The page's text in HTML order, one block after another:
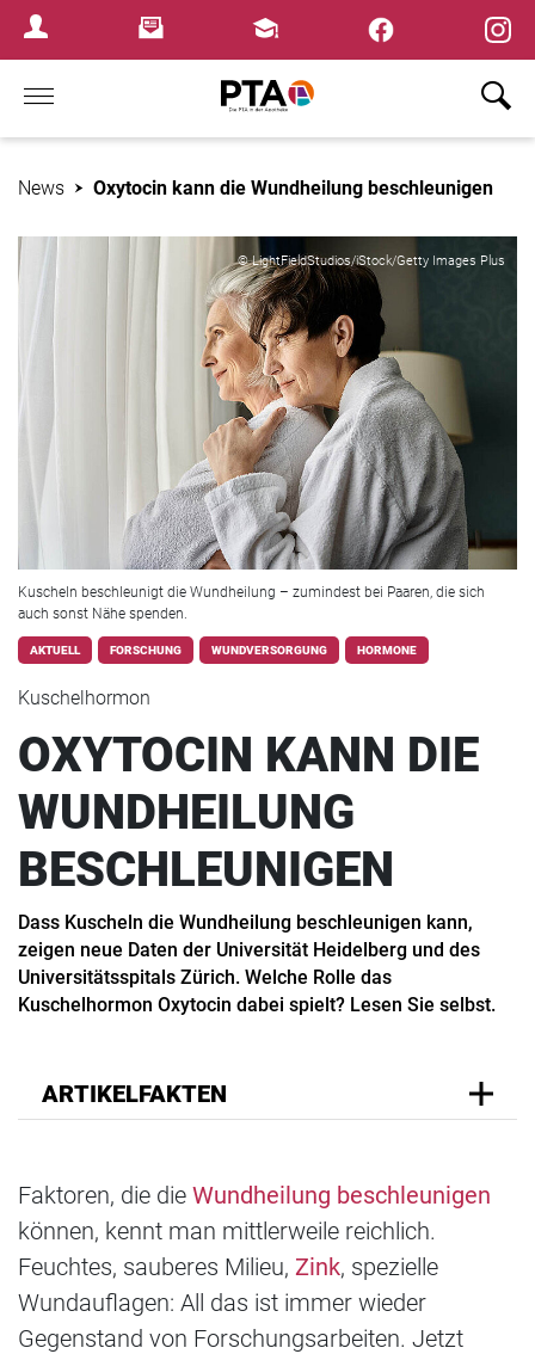
Login MenuNewsletterFortbildungen
Home
News Oxytocin kann die Wundheilung beschleunigen
© LightFieldStudios/iStock/Getty Images Plus
Kuscheln beschleunigt die Wundheilung – zumindest bei Paaren, die sich
auch sonst Nähe spenden.
AKTUELL FORSCHUNG WUNDVERSORGUNG HORMONE
Kuschelhormon
OXYTOCIN KANN DIE
WUNDHEILUNG
BESCHLEUNIGEN
Dass Kuscheln die Wundheilung beschleunigen kann,
zeigen neue Daten der Universität Heidelberg und des
Universitätsspitals Zürich. Welche Rolle das
Kuschelhormon Oxytocin dabei spielt? Lesen Sie selbst.
ARTIKELFAKTEN
Faktoren, die die Wundheilung beschleunigen
können, kennt man mittlerweile reichlich.
Feuchtes, sauberes Milieu, Zink, spezielle
Wundauflagen: All das ist immer wieder
Gegenstand von Forschungsarbeiten. Jetzt
×